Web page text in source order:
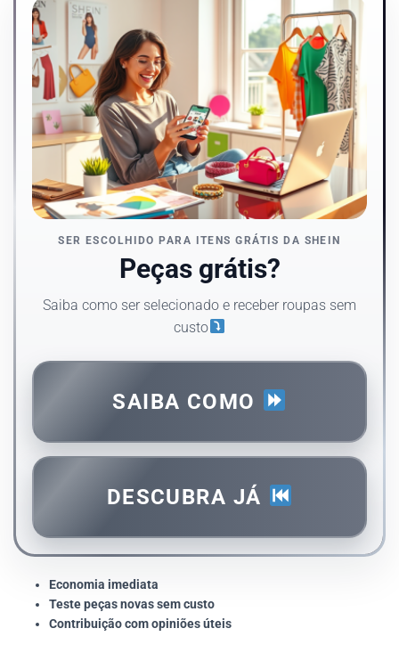
SER ESCOLHIDO PARA ITENS GRÁTIS DA SHEIN
Peças grátis?
Saiba como ser selecionado e receber roupas sem
custo
SAIBA COMO
DESCUBRA JÁ
Economia imediata
Teste peças novas sem custo
Contribuição com opiniões úteis